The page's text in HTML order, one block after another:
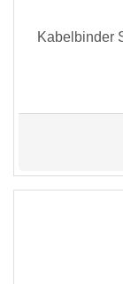
Kabelbinder